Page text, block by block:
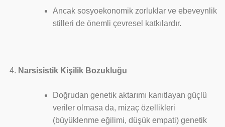
Ancak sosyoekonomik zorluklar ve ebeveynlik
stilleri de önemli çevresel katkılardır.
Narsisistik Kişilik Bozukluğu
Doğrudan genetik aktarımı kanıtlayan güçlü
veriler olmasa da, mizaç özellikleri
(büyüklenme eğilimi, düşük empati) genetik